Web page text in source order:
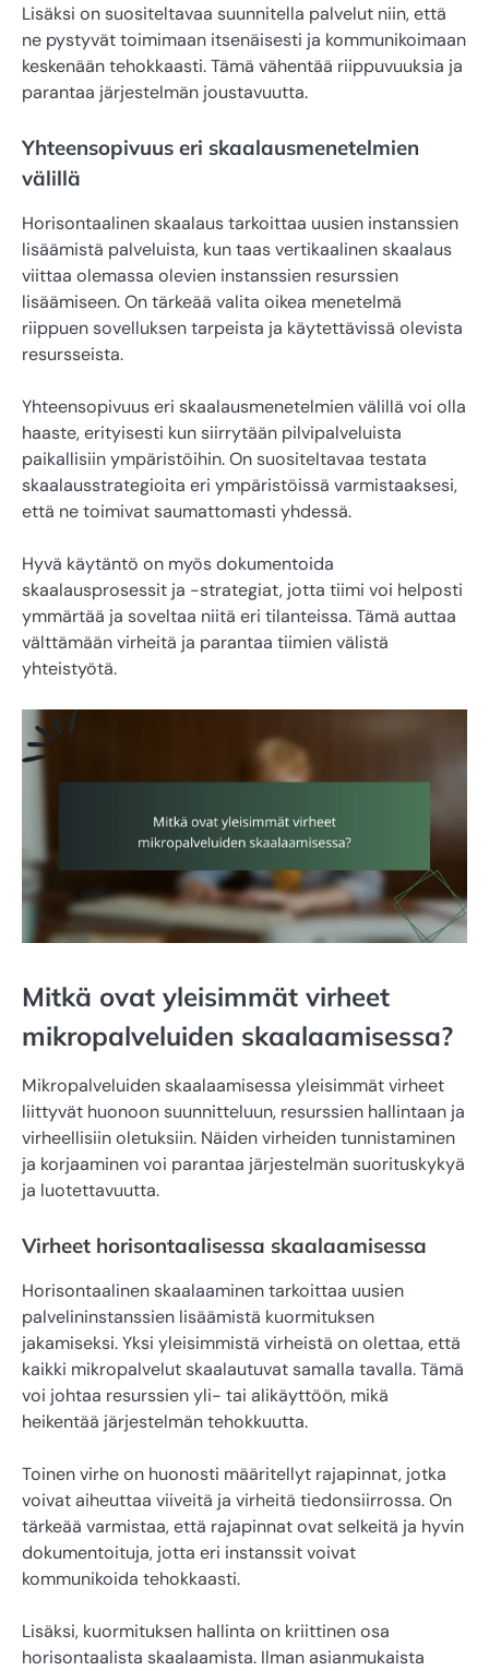
Lisäksi on suositeltavaa suunnitella palvelut niin, että
ne pystyvät toimimaan itsenäisesti ja kommunikoimaan
keskenään tehokkaasti. Tämä vähentää riippuvuuksia ja
parantaa järjestelmän joustavuutta.
Yhteensopivuus eri skaalausmenetelmien
välillä
Horisontaalinen skaalaus tarkoittaa uusien instanssien
lisäämistä palveluista, kun taas vertikaalinen skaalaus
viittaa olemassa olevien instanssien resurssien
lisäämiseen. On tärkeää valita oikea menetelmä
riippuen sovelluksen tarpeista ja käytettävissä olevista
resursseista.
Yhteensopivuus eri skaalausmenetelmien välillä voi olla
haaste, erityisesti kun siirrytään pilvipalveluista
paikallisiin ympäristöihin. On suositeltavaa testata
skaalausstrategioita eri ympäristöissä varmistaaksesi,
että ne toimivat saumattomasti yhdessä.
Hyvä käytäntö on myös dokumentoida
skaalausprosessit ja -strategiat, jotta tiimi voi helposti
ymmärtää ja soveltaa niitä eri tilanteissa. Tämä auttaa
välttämään virheitä ja parantaa tiimien välistä
yhteistyötä.
Mitkä ovat yleisimmät virheet
mikropalveluiden skaalaamisessa?
Mikropalveluiden skaalaamisessa yleisimmät virheet
liittyvät huonoon suunnitteluun, resurssien hallintaan ja
virheellisiin oletuksiin. Näiden virheiden tunnistaminen
ja korjaaminen voi parantaa järjestelmän suorituskykyä
ja luotettavuutta.
Virheet horisontaalisessa skaalaamisessa
Horisontaalinen skaalaaminen tarkoittaa uusien
palvelininstanssien lisäämistä kuormituksen
jakamiseksi. Yksi yleisimmistä virheistä on olettaa, että
kaikki mikropalvelut skaalautuvat samalla tavalla. Tämä
voi johtaa resurssien yli- tai alikäyttöön, mikä
heikentää järjestelmän tehokkuutta.
Toinen virhe on huonosti määritellyt rajapinnat, jotka
voivat aiheuttaa viiveitä ja virheitä tiedonsiirrossa. On
tärkeää varmistaa, että rajapinnat ovat selkeitä ja hyvin
dokumentoituja, jotta eri instanssit voivat
kommunikoida tehokkaasti.
Lisäksi, kuormituksen hallinta on kriittinen osa
horisontaalista skaalaamista. Ilman asianmukaista